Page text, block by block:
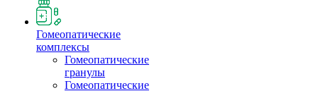
Гомеопатические
комплексы
Гомеопатические
гранулы
Гомеопатические